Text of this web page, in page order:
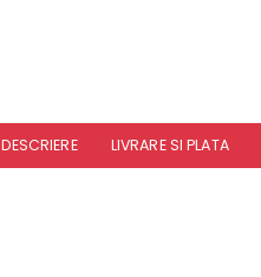
DESCRIERE LIVRARE SI PLATA